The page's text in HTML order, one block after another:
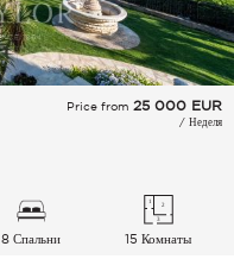
Price from 25 000 EUR
/ Неделя
8 Спальни 15 Комнаты